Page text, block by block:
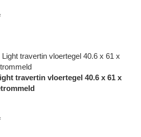
travertin vloertegel 40.6 x 61 x